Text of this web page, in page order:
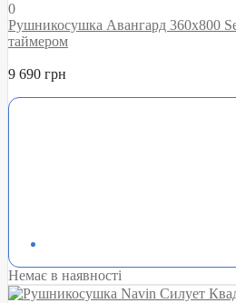
0
Рушникосушка Авангард 360х800
таймером
9 690 грн
Немає в наявності